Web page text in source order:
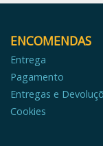
ENCOMENDAS
Entrega
Pagamento
Entregas e
Cookies